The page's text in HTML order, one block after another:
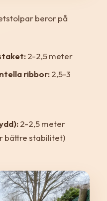
beror på
2-2,5 meter
ribbor:2,5-3
2-2,5 meter
bättre stabilitet)